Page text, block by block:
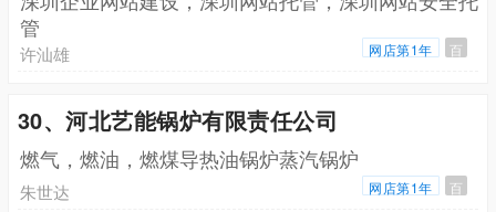
管
许汕雄 网店第1年 百
30、河北艺能锅炉有限责任公司
燃气，燃油，燃煤导热油锅炉蒸汽锅炉
朱世达 网店第1年 百